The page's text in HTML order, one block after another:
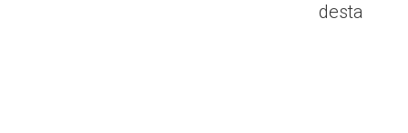
desta